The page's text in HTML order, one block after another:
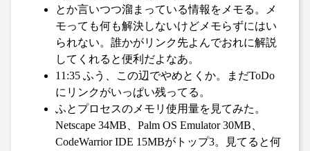
とか言いつつ溜まっている情報をメモる。メ
モっても何も解決しないけどメモらずにはい
られない。誰かがリンク先よんでおれに解説
してくれると便利だよなあ。
11:35 ふう、この辺でやめとくか。まだToDo
にリンクがいっぱい残ってる。
ふとプロセスのメモリ使用量を見てみた。
Netscape 34MB、Palm OS Emulator 30MB、
CodeWarrior IDE 15MBがトップ3。見てると何